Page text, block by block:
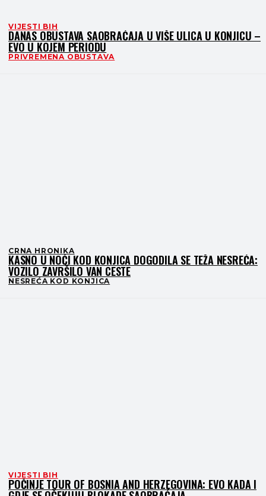
VIJESTI BIH
DANAS OBUSTAVA SAOBRAĆAJA U VIŠE ULICA U KONJICU –
EVO U KOJEM PERIODU
PRIVREMENA OBUSTAVA
CRNA HRONIKA
KASNO U NOĆI KOD KONJICA DOGODILA SE TEŽA NESREĆA:
VOZILO ZAVRŠILO VAN CESTE
NESREĆA KOD KONJICA
VIJESTI BIH
POČINJE TOUR OF BOSNIA AND HERZEGOVINA: EVO KADA I